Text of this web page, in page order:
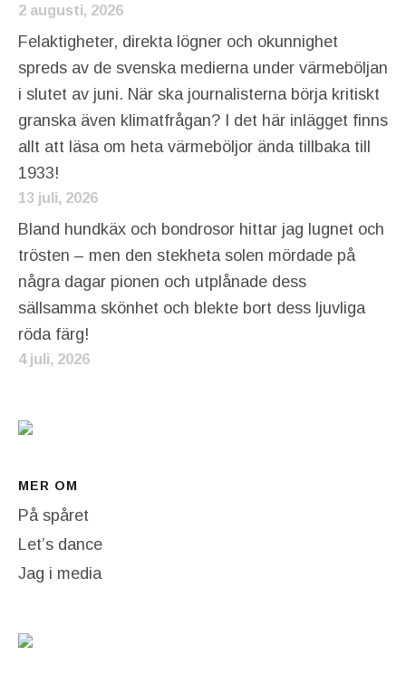
2 augusti, 2026
Felaktigheter, direkta lögner och okunnighet
spreds av de svenska medierna under värmeböljan
i slutet av juni. När ska journalisterna börja kritiskt
granska även klimatfrågan? I det här inlägget finns
allt att läsa om heta värmeböljor ända tillbaka till
1933!
13 juli, 2026
Bland hundkäx och bondrosor hittar jag lugnet och
trösten – men den stekheta solen mördade på
några dagar pionen och utplånade dess
sällsamma skönhet och blekte bort dess ljuvliga
röda färg!
4 juli, 2026
MER OM
På spåret
Let’s dance
Jag i media